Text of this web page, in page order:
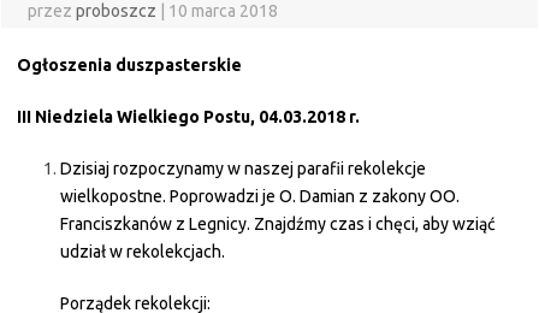
przez proboszcz 10 marca 2018
Ogłoszenia duszpasterskie
III Niedziela Wielkiego Postu, 04.03.2018 r.
Dzisiaj rozpoczynamy w naszej parafii rekolekcje
wielkopostne. Poprowadzi je O. Damian z zakony OO.
Franciszkanów z Legnicy. Znajdźmy czas i chęci, aby wziąć
udział w rekolekcjach.
Porządek rekolekcji: